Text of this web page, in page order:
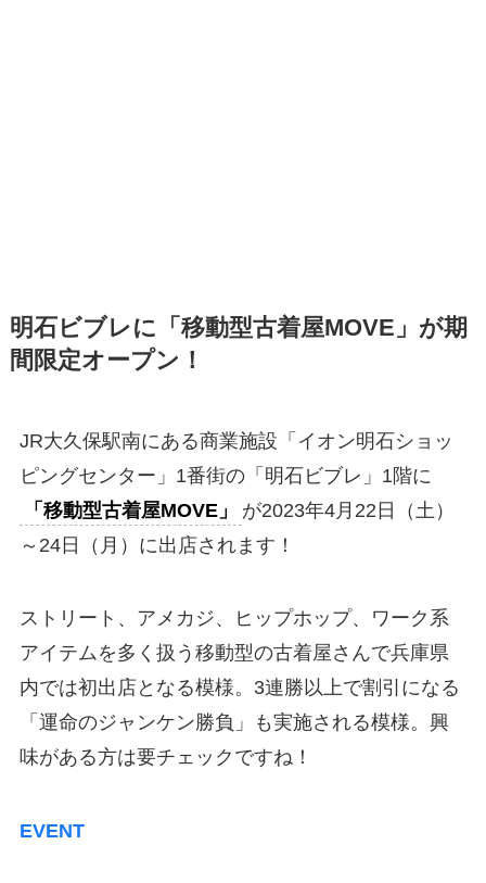
明石ビブレに「移動型古着屋MOVE」が期
間限定オープン！
JR大久保駅南にある商業施設「イオン明石ショッ
ピングセンター」1番街の「明石ビブレ」1階に
「移動型古着屋MOVE」
が2023年4月22日（土）
～24日（月）に出店されます！
ストリート、アメカジ、ヒップホップ、ワーク系
アイテムを多く扱う移動型の古着屋さんで兵庫県
内では初出店となる模様。3連勝以上で割引になる
「運命のジャンケン勝負」も実施される模様。興
味がある方は要チェックですね！
EVENT